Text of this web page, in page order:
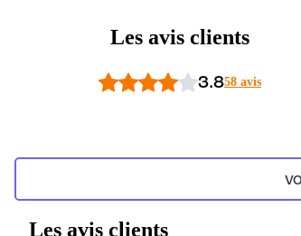
Les avis clients
3.858 avis
Les avis clients